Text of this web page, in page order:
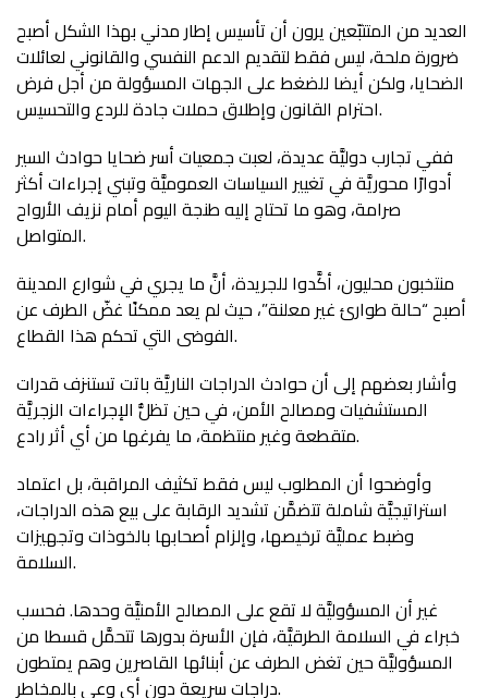
العديد من المتتبّعين يرون أن تأسيس إطار مدني بهذا الشكل أصبح
ضرورة ملحة، ليس فقط لتقديم الدعم النفسي والقانوني لعائلات
الضحايا، ولكن أيضا للضغط على الجهات المسؤولة من أجل فرض
احترام القانون وإطلاق حملات جادة للردع والتحسيس.
ففي تجارب دوليَّة عديدة، لعبت جمعيات أسر ضحايا حوادث السير
أدوارًا محوريَّة في تغيير السياسات العموميَّة وتبني إجراءات أكثر
صرامة، وهو ما تحتاج إليه طنجة اليوم أمام نزيف الأرواح
المتواصل.
منتخبون محليون، أكَّدوا للجريدة، أنَّ ما يجري في شوارع المدينة
أصبح “حالة طوارئ غير معلنة”، حيث لم يعد ممكنًا غضّ الطرف عن
الفوضى التي تحكم هذا القطاع.
وأشار بعضهم إلى أن حوادث الدراجات الناريَّة باتت تستنزف قدرات
المستشفيات ومصالح الأمن، في حين تظلُّ الإجراءات الزجريَّة
متقطعة وغير منتظمة، ما يفرغها من أي أثر رادع.
وأوضحوا أن المطلوب ليس فقط تكثيف المراقبة، بل اعتماد
استراتيجيَّة شاملة تتضمَّن تشديد الرقابة على بيع هذه الدراجات،
وضبط عمليَّة ترخيصها، وإلزام أصحابها بالخوذات وتجهيزات
السلامة.
غير أن المسؤوليَّة لا تقع على المصالح الأمنيَّة وحدها. فحسب
خبراء في السلامة الطرقيَّة، فإن الأسرة بدورها تتحمَّل قسطا من
المسؤوليَّة حين تغض الطرف عن أبنائها القاصرين وهم يمتطون
دراجات سريعة دون أي وعي بالمخاطر.